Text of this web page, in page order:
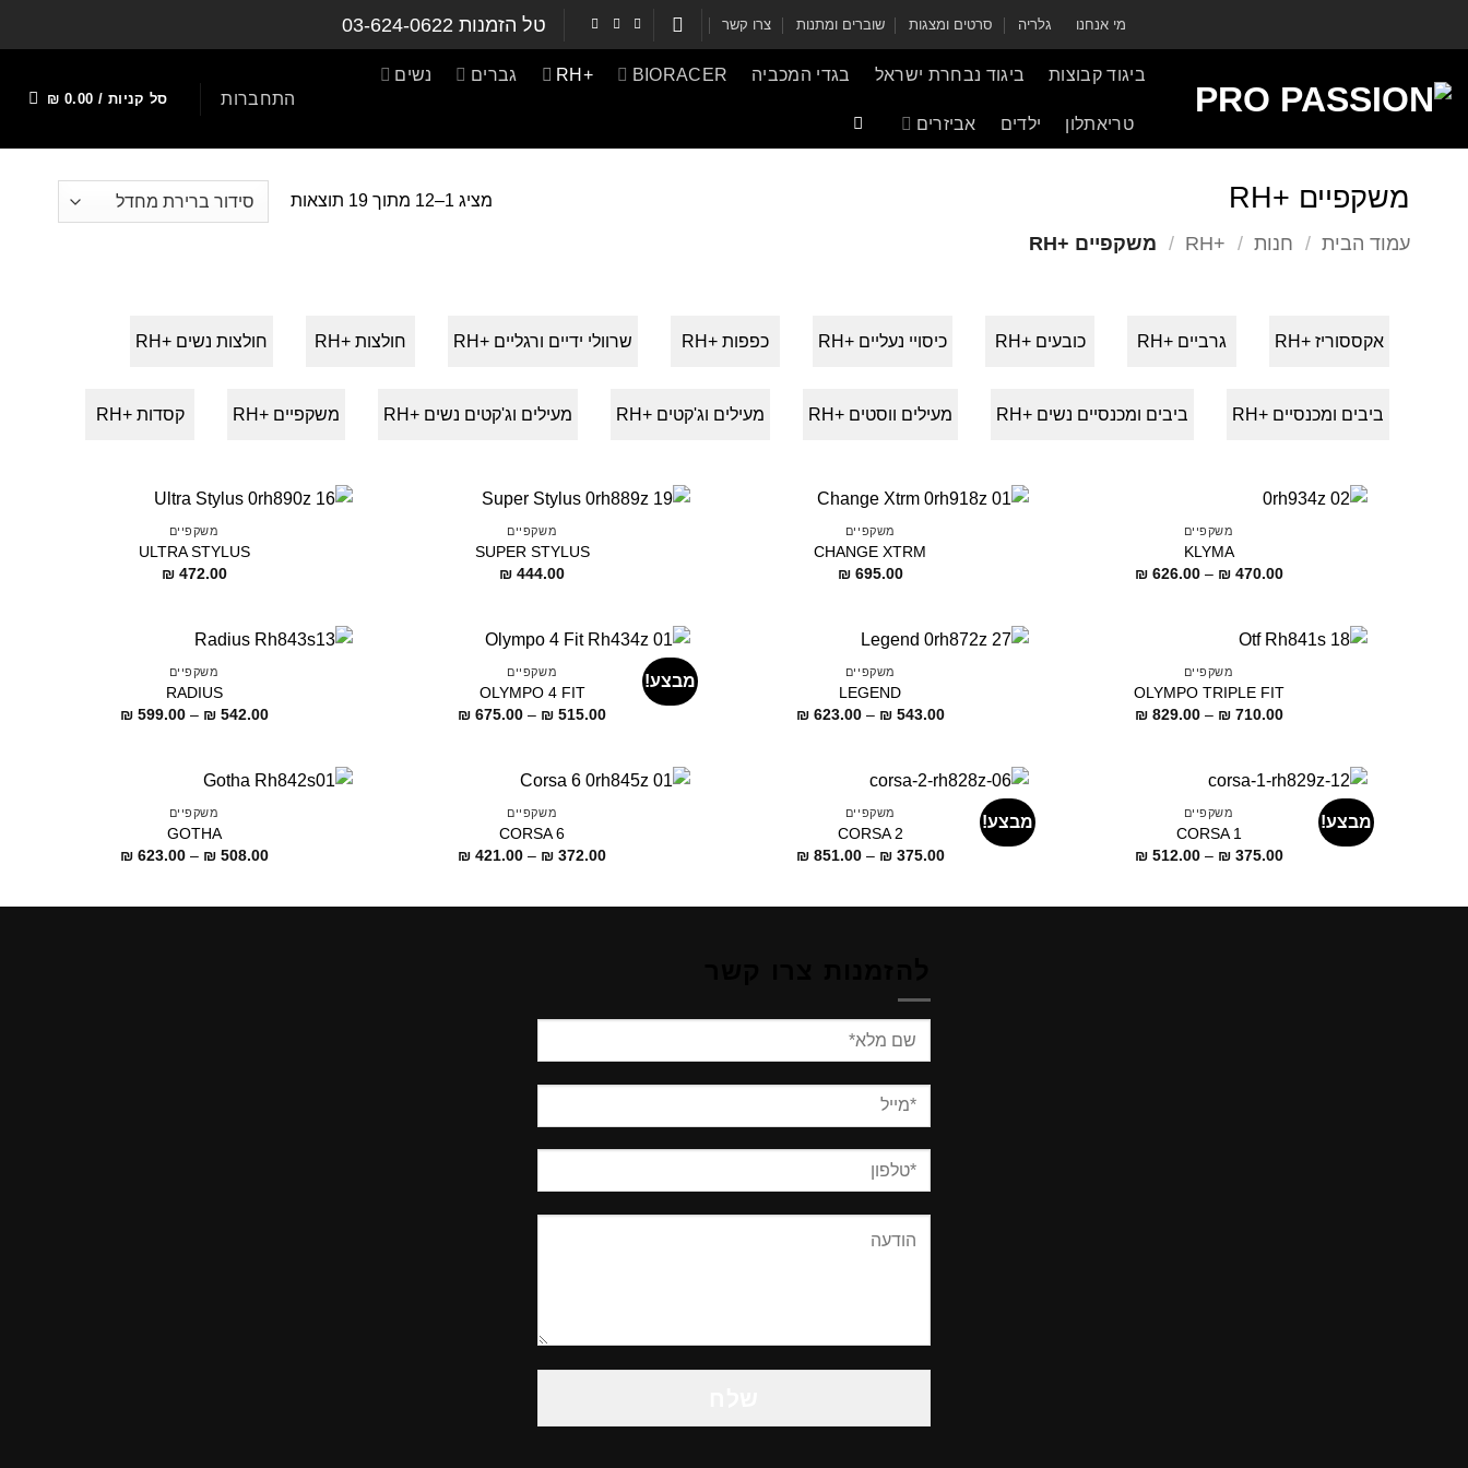
מי אנחנו גלריה סרטים ומצגות שוברים ומתנות צרו קשר טל הזמנות 03-624-0622
ביגוד קבוצות ביגוד נבחרת ישראל בגדי המכביה BIORACER
+RH גברים נשים
טריאתלון ילדים אביזרים
התחברות סל קניות / ₪ 0.00
משקפיים +RH
עמוד הבית / חנות /
+RH
/ משקפיים +RH
מציג 1–12 מתוך 19 תוצאות
אקססוריז +RH גרביים +RH כובעים +RH כיסויי נעליים +RH כפפות +RH שרוולי ידיים ורגליים +RH חולצות +RH חולצות נשים +RH
ביבים ומכנסיים +RH ביבים ומכנסיים נשים +RH מעילים ווסטים +RH מעילים וג'קטים +RH מעילים וג'קטים נשים +RH משקפיים +RH קסדות +RH
משקפיים
KLYMA
₪470.00
–
₪626.00
משקפיים
CHANGE XTRM
₪695.00
משקפיים
SUPER STYLUS
₪ 444.00
משקפיים
ULTRA STYLUS
₪472.00
משקפיים
OLYMPO TRIPLE FIT
₪710.00
–
₪829.00
משקפיים
LEGEND
₪543.00
–
₪623.00
מבצע! משקפיים
OLYMPO 4 FIT
₪ 515.00
–
₪ 675.00
דילוג
משקפיים
RADIUS
₪542.00
–
₪599.00
מבצע! משקפיים
CORSA 1
₪375.00
–
₪512.00
מבצע! משקפיים
CORSA 2
₪375.00
–
₪851.00
משקפיים
CORSA 6
₪ 372.00
–
₪ 421.00
דילוג
משקפיים
GOTHA
₪508.00
–
₪623.00
Please
this